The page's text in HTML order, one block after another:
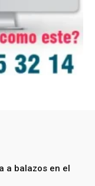
a balazos en el